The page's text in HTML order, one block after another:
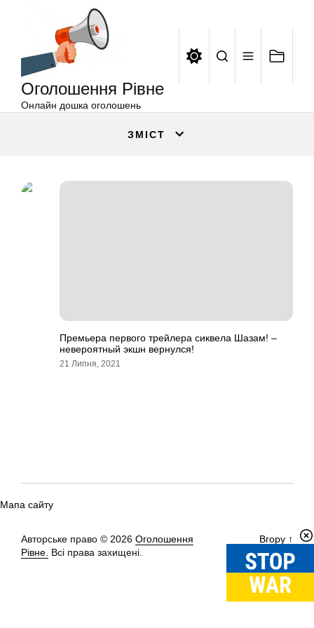
Оголошення Рівне
Онлайн дошка оголошень
ЗМІСТ
Премьера первого трейлера сиквела Шазам! –
невероятный экшн вернулся!
21 Липня, 2021
Мапа сайту
Авторське право © 2026 Оголошення
Рівне. Всі права захищені.
Вгору ↑